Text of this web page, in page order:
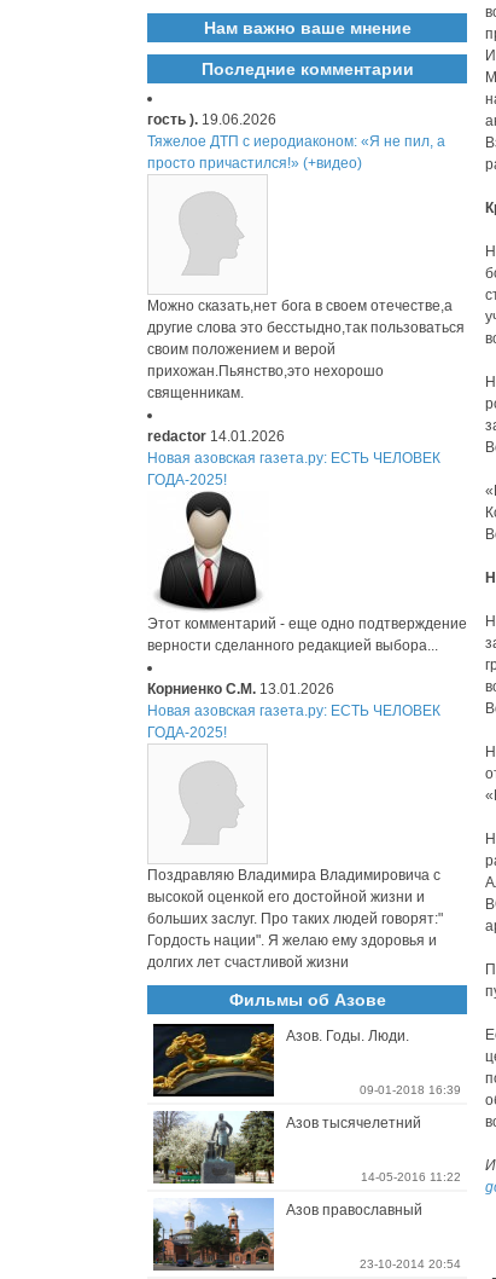
Нам важно ваше мнение
Последние комментарии
гость ). 19.06.2026
Тяжелое ДТП с иеродиаконом: «Я не пил, а
просто причастился!» (+видео)
Можно сказать,нет бога в своем отечестве,а
другие слова это бесстыдно,так пользоваться
своим положением и верой
прихожан.Пьянство,это нехорошо
священникам.
redactor 14.01.2026
Новая азовская газета.ру: ЕСТЬ ЧЕЛОВЕК
ГОДА-2025!
Этот комментарий - еще одно подтверждение
верности сделанного редакцией выбора...
Корниенко С.М. 13.01.2026
Новая азовская газета.ру: ЕСТЬ ЧЕЛОВЕК
ГОДА-2025!
Поздравляю Владимира Владимировича с
высокой оценкой его достойной жизни и
больших заслуг. Про таких людей говорят:"
Гордость нации". Я желаю ему здоровья и
долгих лет счастливой жизни
Фильмы об Азове
Азов. Годы. Люди.
09-01-2018 16:39
Азов тысячелетний
14-05-2016 11:22
Азов православный
23-10-2014 20:54